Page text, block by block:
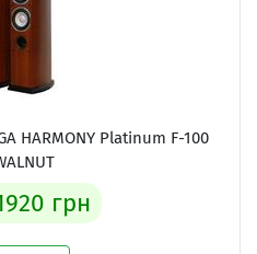
HARMONY Platinum F-100
грн